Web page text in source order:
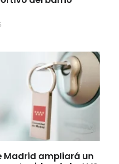
Madrid ampliará un